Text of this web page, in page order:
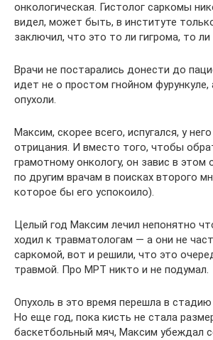
онкологическая. Гистолог саркомы
видел, может быть, в институте
заключил, что это то ли гигрома, то
Врачи не постарались донести до
идет не о простом гнойном фурункуле,
опухоли.
Максим, скорее всего, испугался, у
отрицания. И вместо того, чтобы
грамотному онкологу, он завис в этом
по другим врачам в поисках второго
которое бы его успокоило).
Целый год Максим лечил непонятно
ходил к травматологам — а они не
саркомой, вот и решили, что это
травмой. Про МРТ никто и не подумал.
Опухоль в это время перешла в стадию
Но еще год, пока кисть не стала
баскетбольный мяч, Максим убеждал